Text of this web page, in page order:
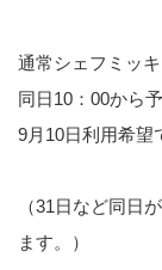
通常シェフミッ
同日10：00から
9月10日利用希望
（31日など同日
ます。）